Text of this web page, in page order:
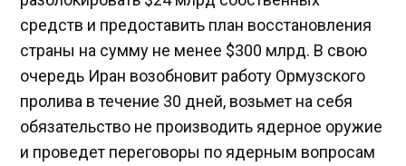
средств и предоставить план восстановления
страны на сумму не менее $300 млрд. В свою
очередь Иран возобновит работу Ормузского
пролива в течение 30 дней, возьмет на себя
обязательство не производить ядерное оружие
и проведет переговоры по ядерным вопросам